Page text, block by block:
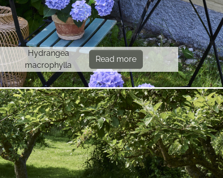
Hydrangea
macrophylla
Read more